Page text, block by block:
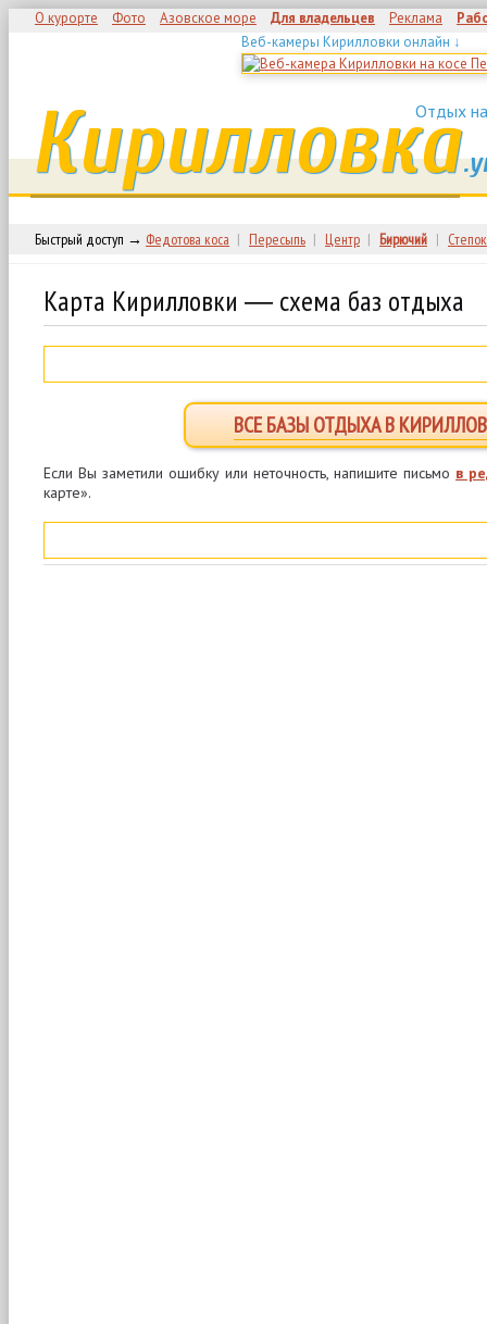
О курорте Фото Азовское море Для владельцев Реклама
Веб-камеры Кирилловки онлайн ↓
Отдых
Кирилловка
Быстрый доступ → Федотова коса | Пересыпь | Центр | Бирючий | Степок
Карта Кирилловки ― схема баз отдыха
ВСЕ БАЗЫ ОТДЫХА В
Если Вы заметили ошибку или неточность, напишите письмо в
карте».